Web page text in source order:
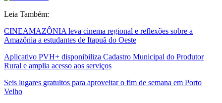
Leia Também:
CINEAMAZÔNIA leva cinema regional e reflexões sobre a
Amazônia a estudantes de Itapuã do Oeste
Aplicativo PVH+ disponibiliza Cadastro Municipal do Produtor
Rural e amplia acesso aos serviços
Seis lugares gratuitos para aproveitar o fim de semana em Porto
Velho